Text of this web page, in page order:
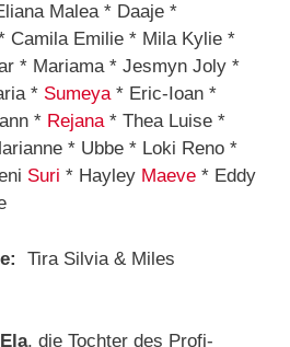
Malea * Daaje *
Camila Emilie * Mila Kylie *
* Mariama * Jesmyn Joly *
* Sumeya* Eric-Ioan *
* Rejana* Thea Luise *
* Ubbe * Loki Reno *
Suri * Hayley Maeve * Eddy
Tira Silvia & Miles
Ela, die Tochter des Profi-